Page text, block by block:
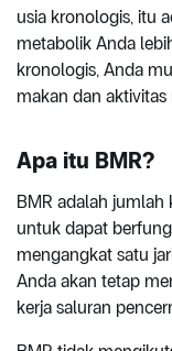
usia kronologis, itu
metabolik Anda
kronologis, Anda
makan dan
Apa itu BMR?
BMR adalah
untuk dapat
mengangkat satu
Anda akan tetap
kerja saluran